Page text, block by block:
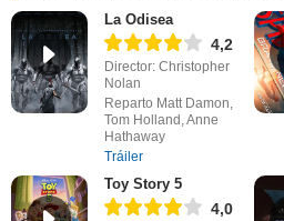
La Odisea
4,2
Director: Christopher
Nolan
Reparto Matt Damon,
Tom Holland, Anne
Hathaway
Tráiler
Toy Story 5
4,0